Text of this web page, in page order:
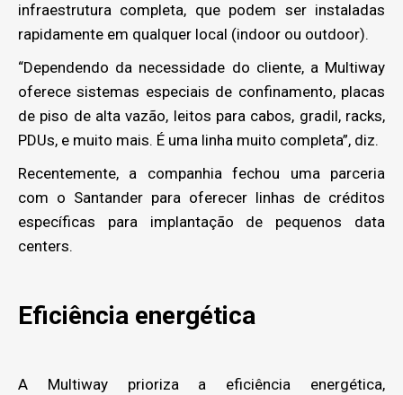
infraestrutura completa, que podem ser instaladas
rapidamente em qualquer local (indoor ou outdoor).
“Dependendo da necessidade do cliente, a Multiway
oferece sistemas especiais de confinamento, placas
de piso de alta vazão, leitos para cabos, gradil, racks,
PDUs, e muito mais. É uma linha muito completa”, diz.
Recentemente, a companhia fechou uma parceria
com o Santander para oferecer linhas de créditos
específicas para implantação de pequenos data
centers.
Eficiência energética
A Multiway prioriza a eficiência energética,